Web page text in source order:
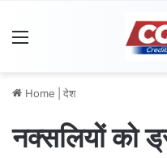
Home देश
नक्सलियों को